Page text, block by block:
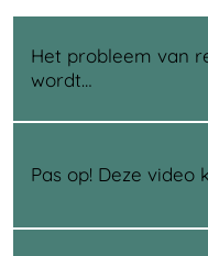
Het probleem van
wordt…
Pas op! Deze video